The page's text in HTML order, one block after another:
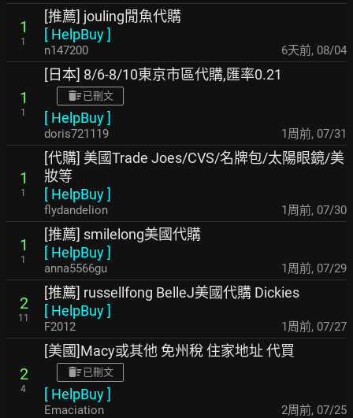
1
1
[推薦] jouling閒魚代購
[ HelpBuy]
n147200 6天前, 08/04
1
1
[日本] 8/6-8/10東京市區代購,匯率0.21
已刪文
[ HelpBuy]
doris721119 1周前, 07/31
1
1
[代購] 美國Trade Joes/CVS/名牌包/太陽眼鏡/美
妝等
[ HelpBuy]
flydandelion 1周前, 07/30
1
1
[推薦] smilelong美國代購
[ HelpBuy]
anna5566gu 1周前, 07/29
2
11
[推薦] russellfong BelleJ美國代購 Dickies
[ HelpBuy]
F2012 1周前, 07/27
2
4
[美國]Macy或其他 免州稅 住家地址 代買
已刪文
[ HelpBuy]
Emaciation 2周前, 07/25